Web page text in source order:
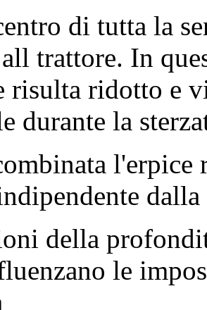
di tutta la
trattore. In
risulta ridotto e
durante la
l'erpice
dalla
della
le